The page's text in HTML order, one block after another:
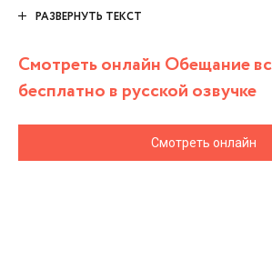
двенадцать мужественных героев,
ликвидировать их, и тем самым
международных преступников. Лучшие
должны выполнить свою миссию во
РАЗВЕРНУТЬ ТЕКСТ
Смотреть онлайн Обещание
бесплатно в русской озвучке
Смотреть онлайн